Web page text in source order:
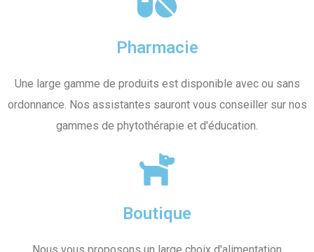
Pharmacie
Une large gamme de produits est disponible avec ou sans
ordonnance. Nos assistantes sauront vous conseiller sur nos
gammes de phytothérapie et d'éducation.
Boutique